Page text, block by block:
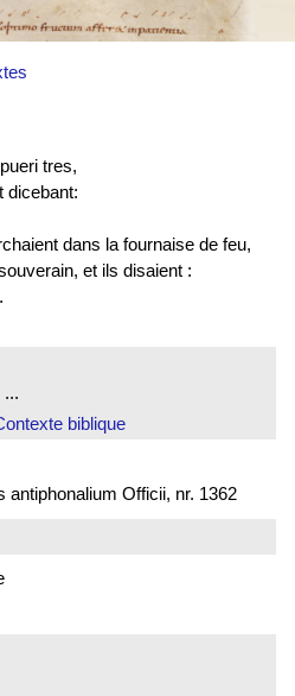
tres,
dicebant:
dans la fournaise de feu,
et ils disaient :
...
biblique
antiphonalium Officii, nr. 1362